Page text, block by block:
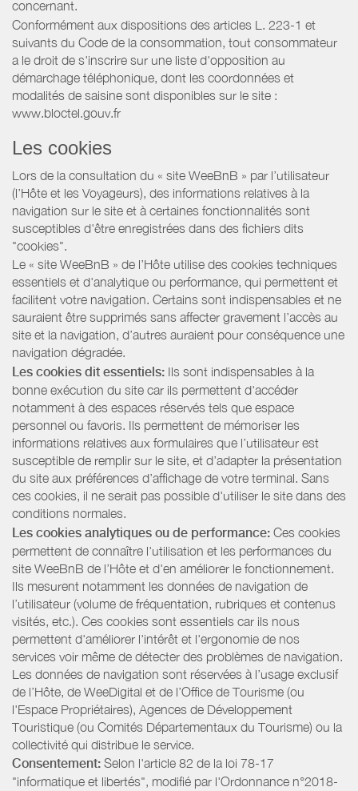
concernant.
Conformément aux dispositions des articles L. 223-1 et
suivants du Code de la consommation, tout consommateur
a le droit de s'inscrire sur une liste d'opposition au
démarchage téléphonique, dont les coordonnées et
modalités de saisine sont disponibles sur le site :
www.bloctel.gouv.fr
Les cookies
Lors de la consultation du « site WeeBnB » par l’utilisateur
(l’Hôte et les Voyageurs), des informations relatives à la
navigation sur le site et à certaines fonctionnalités sont
susceptibles d'être enregistrées dans des fichiers dits
"cookies".
Le « site WeeBnB » de l’Hôte utilise des cookies techniques
essentiels et d'analytique ou performance, qui permettent et
facilitent votre navigation. Certains sont indispensables et ne
sauraient être supprimés sans affecter gravement l’accès au
site et la navigation, d’autres auraient pour conséquence une
navigation dégradée.
Les cookies dit essentiels: Ils sont indispensables à la
bonne exécution du site car ils permettent d'accéder
notamment à des espaces réservés tels que espace
personnel ou favoris. Ils permettent de mémoriser les
informations relatives aux formulaires que l’utilisateur est
susceptible de remplir sur le site, et d’adapter la présentation
du site aux préférences d’affichage de votre terminal. Sans
ces cookies, il ne serait pas possible d'utiliser le site dans des
conditions normales.
Les cookies analytiques ou de performance: Ces cookies
permettent de connaître l'utilisation et les performances du
site WeeBnB de l’Hôte et d'en améliorer le fonctionnement.
Ils mesurent notamment les données de navigation de
l’utilisateur (volume de fréquentation, rubriques et contenus
visités, etc.). Ces cookies sont essentiels car ils nous
permettent d'améliorer l'intérêt et l'ergonomie de nos
services voir même de détecter des problèmes de navigation.
Les données de navigation sont réservées à l’usage exclusif
de l’Hôte, de WeeDigital et de l’Office de Tourisme (ou
l'Espace Propriétaires), Agences de Développement
Touristique (ou Comités Départementaux du Tourisme) ou la
collectivité qui distribue le service.
Consentement: Selon l'article 82 de la loi 78-17
"informatique et libertés", modifié par l'Ordonnance n°2018-